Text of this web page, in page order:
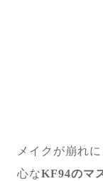
メイクが崩れ
心なKF94のマ